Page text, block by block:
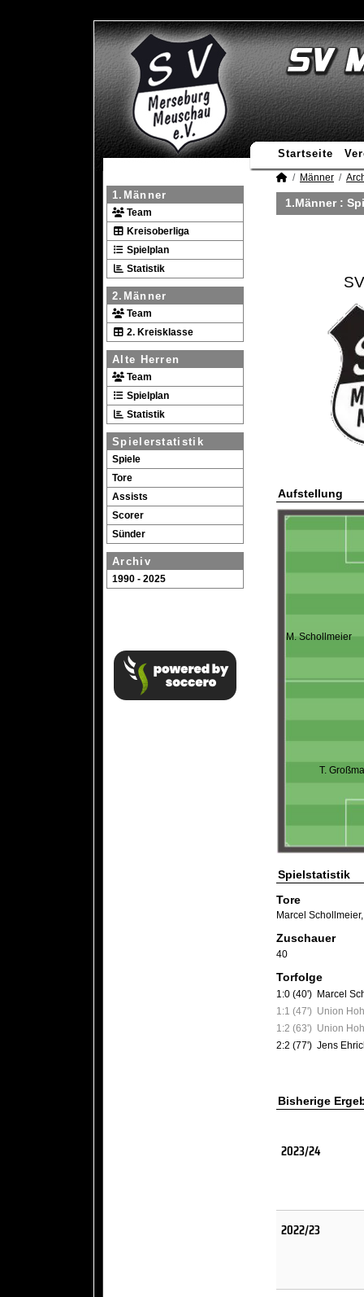
Startseite
1.Männer
Team
Kreisoberliga
Spielplan
Statistik
2.Männer
Team
2. Kreisklasse
Alte Herren
Team
Spielplan
Statistik
Spielerstatistik
Spiele
Tore
Assists
Scorer
Sünder
Archiv
1990 - 2025
Männer
1.Männer :
Aufstellung
M. Schollmeier
T.
Spielstatistik
Tore
Marcel Schollmeier
Zuschauer
40
Torfolge
1:0 (40') Marcel
1:1 (47') Union
1:2 (63') Union
2:2 (77') Jens
Bisherige
2023/24
2022/23